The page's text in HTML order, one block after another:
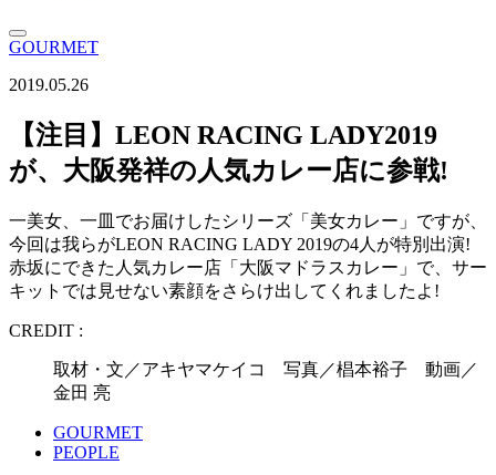
GOURMET
2019.05.26
【注目】LEON RACING LADY2019
が、大阪発祥の人気カレー店に参戦!
一美女、一皿でお届けしたシリーズ「美女カレー」ですが、
今回は我らがLEON RACING LADY 2019の4人が特別出演!
赤坂にできた人気カレー店「大阪マドラスカレー」で、サー
キットでは見せない素顔をさらけ出してくれましたよ!
CREDIT :
取材・文／アキヤマケイコ 写真／椙本裕子 動画／
金田 亮
GOURMET
PEOPLE